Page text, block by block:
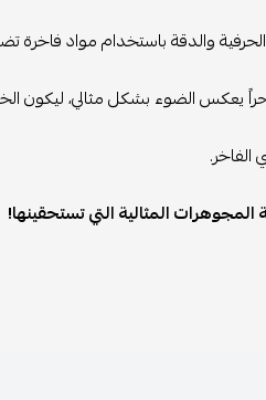
والدقة باستخدام مواد فاخرة
يعكس الضوء بشكل مثالي، ليكون
الفاخر.